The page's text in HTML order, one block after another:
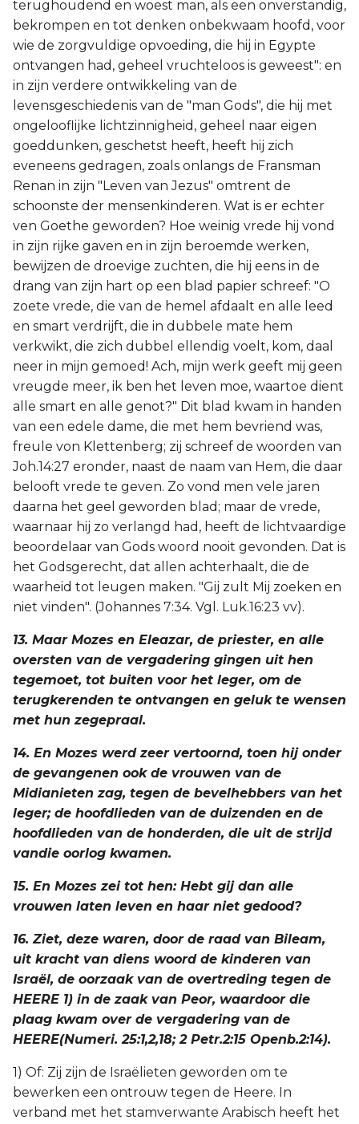
terughoudend en woest man, als een onverstandig,
bekrompen en tot denken onbekwaam hoofd, voor
wie de zorgvuldige opvoeding, die hij in Egypte
ontvangen had, geheel vruchteloos is geweest": en
in zijn verdere ontwikkeling van de
levensgeschiedenis van de "man Gods", die hij met
ongelooflijke lichtzinnigheid, geheel naar eigen
goeddunken, geschetst heeft, heeft hij zich
eveneens gedragen, zoals onlangs de Fransman
Renan in zijn "Leven van Jezus" omtrent de
schoonste der mensenkinderen. Wat is er echter
ven Goethe geworden? Hoe weinig vrede hij vond
in zijn rijke gaven en in zijn beroemde werken,
bewijzen de droevige zuchten, die hij eens in de
drang van zijn hart op een blad papier schreef: "O
zoete vrede, die van de hemel afdaalt en alle leed
en smart verdrijft, die in dubbele mate hem
verkwikt, die zich dubbel ellendig voelt, kom, daal
neer in mijn gemoed! Ach, mijn werk geeft mij geen
vreugde meer, ik ben het leven moe, waartoe dient
alle smart en alle genot?" Dit blad kwam in handen
van een edele dame, die met hem bevriend was,
freule von Klettenberg; zij schreef de woorden van
Joh.14:27 eronder, naast de naam van Hem, die daar
belooft vrede te geven. Zo vond men vele jaren
daarna het geel geworden blad; maar de vrede,
waarnaar hij zo verlangd had, heeft de lichtvaardige
beoordelaar van Gods woord nooit gevonden. Dat is
het Godsgerecht, dat allen achterhaalt, die de
waarheid tot leugen maken. "Gij zult Mij zoeken en
niet vinden". (Johannes 7:34. Vgl. Luk.16:23 vv).
13. Maar Mozes en Eleazar, de priester, en alle
oversten van de vergadering gingen uit hen
tegemoet, tot buiten voor het leger, om de
terugkerenden te ontvangen en geluk te wensen
met hun zegepraal.
14. En Mozes werd zeer vertoornd, toen hij onder
de gevangenen ook de vrouwen van de
Midianieten zag, tegen de bevelhebbers van het
leger; de hoofdlieden van de duizenden en de
hoofdlieden van de honderden, die uit de strijd
vandie oorlog kwamen.
15. En Mozes zei tot hen: Hebt gij dan alle
vrouwen laten leven en haar niet gedood?
16. Ziet, deze waren, door de raad van Bileam,
uit kracht van diens woord de kinderen van
Israël, de oorzaak van de overtreding tegen de
HEERE 1) in de zaak van Peor, waardoor die
plaag kwam over de vergadering van de
HEERE(Numeri. 25:1,2,18; 2 Petr.2:15 Openb.2:14).
1) Of: Zij zijn de Israëlieten geworden om te
bewerken een ontrouw tegen de Heere. In
verband met het stamverwante Arabisch heeft het